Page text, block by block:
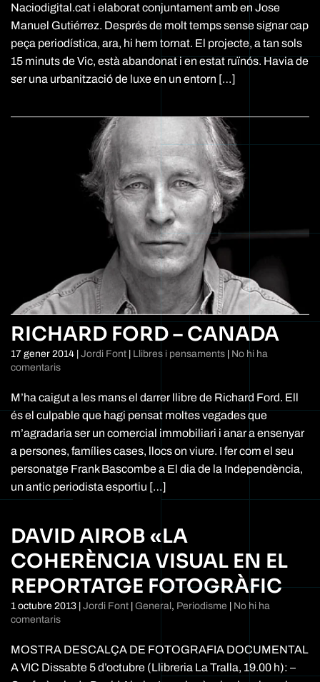
A
Naciodigital.cat i elaborat conjuntament amb en Jose
Manuel Gutiérrez. Després de molt temps sense signar cap
peça periodística, ara, hi hem tornat. El projecte, a tan sols
15 minuts de Vic, està abandonat i en estat ruïnós. Havia de
ser una urbanització de luxe en un entorn […]
RICHARD FORD – CANADA
17 gener 2014 Jordi Font Llibres i pensaments
No hi ha
comentarisa
Ford
–
Canada
M’ha caigut a les mans el darrer llibre de Richard Ford. Ell
és el culpable que hagi pensat moltes vegades que
m’agradaria ser un comercial immobiliari i anar a ensenyar
a persones, famílies cases, llocs on viure. I fer com el seu
personatge Frank Bascombe a El dia de la Independència,
un antic periodista esportiu […]
DAVID AIROB «LA
COHERÈNCIA VISUAL EN EL
REPORTATGE FOTOGRÀFIC
1 octubre 2013 Jordi Font General , Periodisme
No hi ha
comentarisa
Airob
coherència
MOSTRA DESCALÇA DE FOTOGRAFIA DOCUMENTAL
A VIC Dissabte 5 d’octubre (Llibreria La Tralla, 19.00 h): –